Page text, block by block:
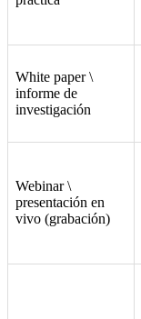
White paper \
informe de
investigación
Webinar \
presentación en
vivo (grabación)